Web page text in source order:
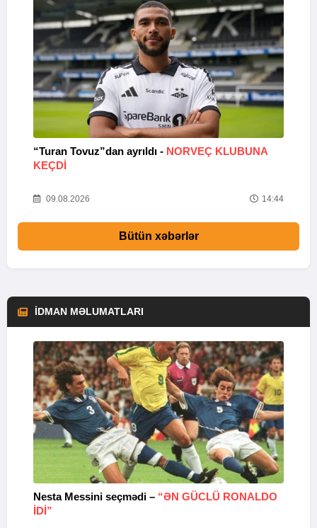
“Turan Tovuz”dan ayrıldı - NORVEÇ KLUBUNA
KEÇDİ
09.08.2026 14:44
Bütün xəbərlər
İDMAN MƏLUMATLARI
Nesta Messini seçmədi – “ƏN GÜCLÜ RONALDO
IDI”